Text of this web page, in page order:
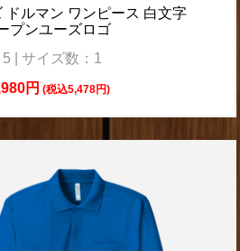
ドルマン ワンピース 白文字
プンユーズロゴ
| サイズ数：1
円 (税込5,478円)